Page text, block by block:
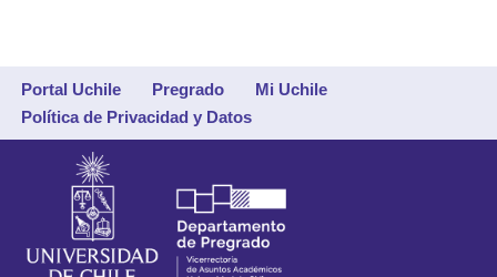
Portal Uchile Pregrado
Mi Uchile
Política de Privacidad y Datos